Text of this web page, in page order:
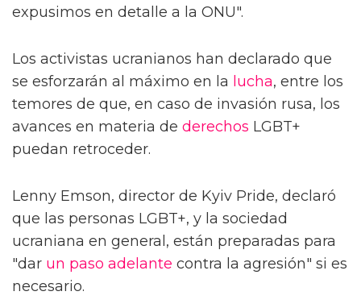
expusimos en detalle a la ONU".
Los activistas ucranianos han declarado que
se esforzarán al máximo en la lucha, entre los
temores de que, en caso de invasión rusa, los
avances en materia de derechos LGBT+
puedan retroceder.
Lenny Emson, director de Kyiv Pride, declaró
que las personas LGBT+, y la sociedad
ucraniana en general, están preparadas para
"dar un paso adelante contra la agresión" si es
necesario.